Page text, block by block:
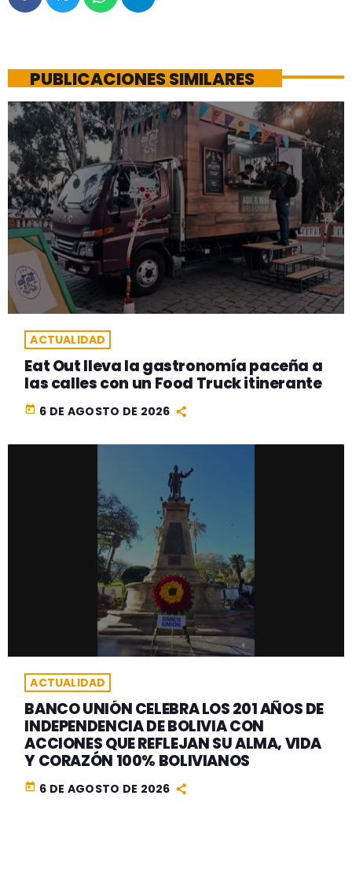
PUBLICACIONES SIMILARES
ACTUALIDAD
Eat Out lleva la gastronomía paceña a
las calles con un Food Truck itinerante
today 6 DE AGOSTO DE 2026
ACTUALIDAD
BANCO UNIÓN CELEBRA LOS 201 AÑOS DE
INDEPENDENCIA DE BOLIVIA CON
ACCIONES QUE REFLEJAN SU ALMA, VIDA
Y CORAZÓN 100% BOLIVIANOS
today 6 DE AGOSTO DE 2026